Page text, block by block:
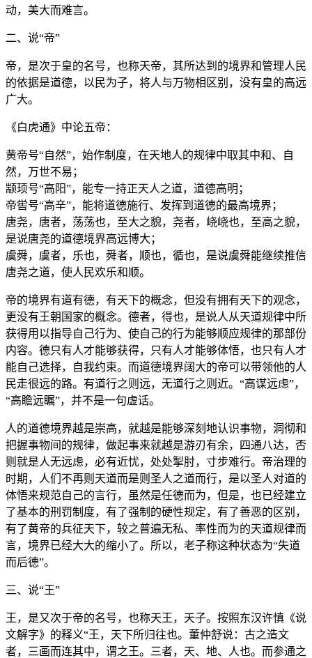
动，美大而难言。
二、说“帝”
帝，是次于皇的名号，也称天帝，其所达到的境界和管理人民
的依据是道德，以民为子，将人与万物相区别，没有皇的高远
广大。
《白虎通》中论五帝：
黄帝号“自然”，始作制度，在天地人的规律中取其中和、自
然，万世不易；
颛顼号“高阳”，能专一持正天人之道，道德高明；
帝喾号“高辛”，能将道德施行、发挥到道德的最高境界；
唐尧，唐者，荡荡也，至大之貌，尧者，峣峣也，至高之貌，
是说唐尧的道德境界高远博大；
虞舜，虞者，乐也，舜者，顺也，循也，是说虞舜能继续推信
唐尧之道，使人民欢乐和顺。
帝的境界有道有德，有天下的概念，但没有拥有天下的观念，
更没有王朝国家的概念。德者，得也，是说人从天道规律中所
获得用以指导自己行为、使自己的行为能够顺应规律的那部份
内容。德只有人才能够获得，只有人才能够体悟，也只有人才
能自己选择，自我约束。而道德境界阔大的帝可以带领他的人
民走很远的路。有道行之则远，无道行之则近。“高谋远虑”，
“高瞻远瞩”，并不是一句虚话。
人的道德境界越是崇高，就越是能够深刻地认识事物，洞彻和
把握事物间的规律，做起事来就越是游刃有余，四通八达，否
则就是人无远虑，必有近忧，处处掣肘，寸步难行。帝治理的
时期，人们不再则天道而是则圣人之道而行，是以圣人对道的
体悟来规范自己的言行，虽然是任德而为，但是，也已经建立
了基本的刑罚制度，有了强制的硬性规定，有了善恶的区别，
有了黄帝的兵征天下，较之普遍无私、率性而为的天道规律而
言，境界已经大大的缩小了。所以，老子称这种状态为“失道
而后德”。
三、说“王”
王，是又次于帝的名号，也称天王，天子。按照东汉许慎《说
文解字》的释义“王，天下所归往也。董仲舒说：古之造文
者，三画而连其中，谓之王。三者，天、地、人也。而参通之